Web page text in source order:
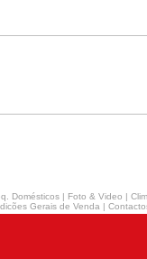
Domésticos | Foto & Video |
Gerais de Venda |